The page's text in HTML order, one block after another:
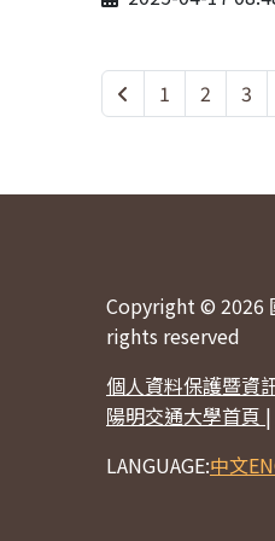
1 2 3
Copyright © 2026
rights reserved
個人資料保護暨資
陽明交通大學首頁 |
LANGUAGE:中文